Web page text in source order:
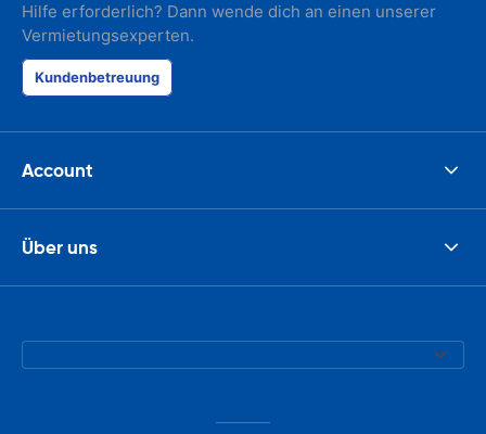
Hilfe erforderlich? Dann wende dich an einen unserer
Vermietungsexperten.
Kundenbetreuung
Account
Über uns